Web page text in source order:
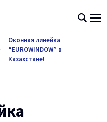
Оконная линейка
“EUROWINDOW” в
Казахстане!